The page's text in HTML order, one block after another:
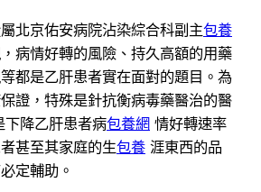
北京佑安病院沾染綜合科副主包養
病情好轉的風險、持久高額的用藥
都是乙肝患者實在面對的題目。為
證，特殊是針抗衡病毒藥醫治的醫
下降乙肝患者病包養網 情好轉速率
甚至其家庭的生包養 涯東西的品
定輔助。